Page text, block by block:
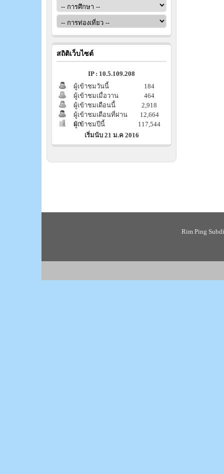
สถิติเว็บไซต์
IP : 10.5.109.208
ผู้เข้าชมวันนี้
184
ผู้เข้าชมเมื่อวาน
464
ผู้เข้าชมเดือนนี้
2,918
ผู้เข้าชมเดือนที่ผ่าน
มา
12,664
ผู้เข้าชมปีนี้
117,544
เริ่มนับ 21 ม.ค 2016
Rim Ping